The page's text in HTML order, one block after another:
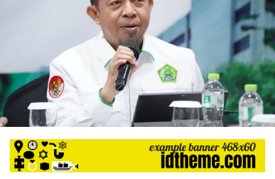
relatif
lebih
murah
Koran
media
siber
lainnya,